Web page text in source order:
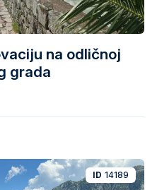
na odličnoj
grada
ID 14189